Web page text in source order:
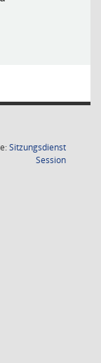
Sitzungsdienst
Session(Wird in